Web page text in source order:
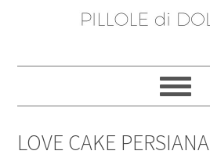
LOVE CAKE PERSIANA